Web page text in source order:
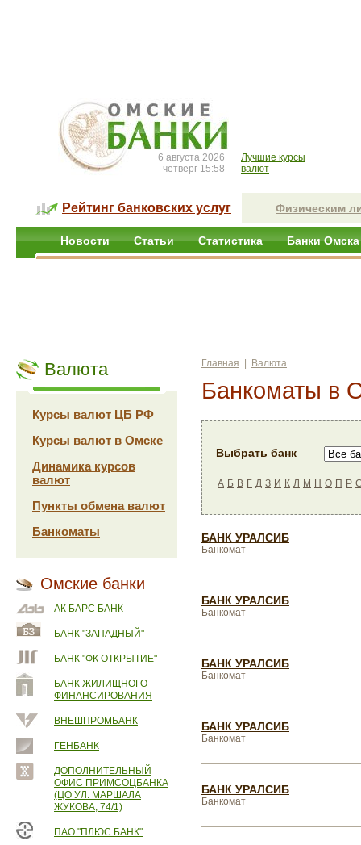
6 августа 2026
четверг 15:58
Лучшие курсы
валют
Рейтинг банковских услуг Физическим
Новости Статьи Статистика Банки Омска
Валюта
Курсы валют ЦБ РФ
Курсы валют в Омске
Динамика курсов
валют
Пункты обмена валют
Банкоматы
Омские банки
АК БАРС БАНК
БАНК "ЗАПАДНЫЙ"
БАНК "ФК ОТКРЫТИЕ"
БАНК ЖИЛИЩНОГО
ФИНАНСИРОВАНИЯ
ВНЕШПРОМБАНК
ГЕНБАНК
ДОПОЛНИТЕЛЬНЫЙ
ОФИС ПРИМСОЦБАНКА
(ЦО УЛ. МАРШАЛА
ЖУКОВА, 74/1)
ПАО "ПЛЮС БАНК"
Главная Валюта
Банкоматы в
Выбрать банк
А Б В Г Д З И К Л М Н О П Р
БАНК УРАЛСИБ
Банкомат
БАНК УРАЛСИБ
Банкомат
БАНК УРАЛСИБ
Банкомат
БАНК УРАЛСИБ
Банкомат
БАНК УРАЛСИБ
Банкомат